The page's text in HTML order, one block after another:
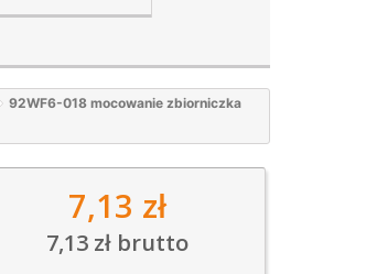
92WF6-018 mocowanie zbiorniczka
7,13 zł
7,13 złbrutto